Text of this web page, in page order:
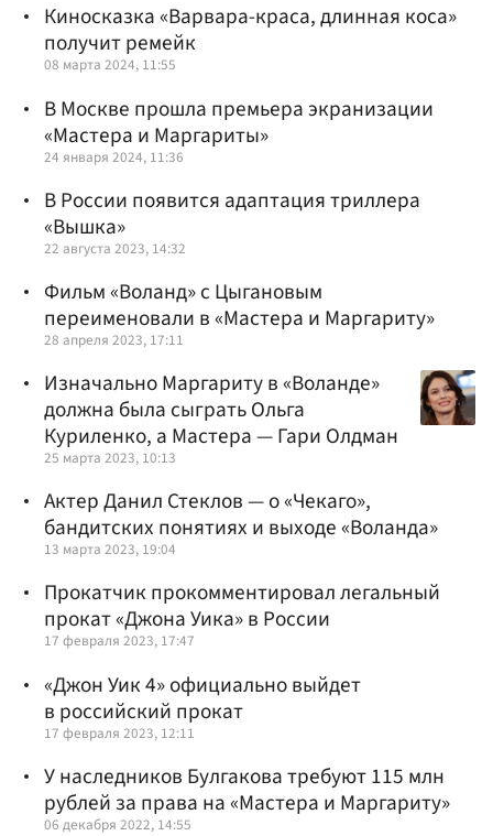
Киносказка «Варвара-краса, длинная коса»
получит ремейк
08 марта 2024, 11:55
В Москве прошла премьера экранизации
«Мастера и Маргариты»
24 января 2024, 11:36
В России появится адаптация триллера
«Вышка»
22 августа 2023, 14:32
Фильм «Воланд» с Цыгановым
переименовали в «Мастера и Маргариту»
28 апреля 2023, 17:11
Изначально Маргариту в «Воланде»
должна была сыграть Ольга
Куриленко, а Мастера — Гари Олдман
25 марта 2023, 10:13
Актер Данил Стеклов — о «Чекаго»,
бандитских понятиях и выходе «Воланда»
13 марта 2023, 19:04
Прокатчик прокомментировал легальный
прокат «Джона Уика» в России
17 февраля 2023, 17:47
«Джон Уик 4» официально выйдет
в российский прокат
17 февраля 2023, 12:11
У наследников Булгакова требуют 115 млн
рублей за права на «Мастера и Маргариту»
06 декабря 2022, 14:55